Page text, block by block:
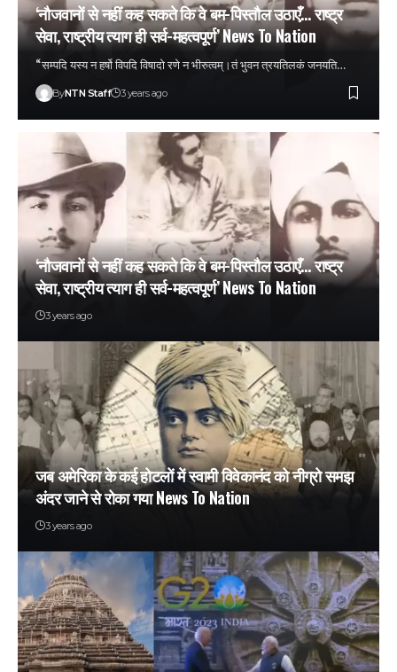
‘नौजवानों से नहीं कह सकते कि वे बम-पिस्तौल उठाएँ… राष्ट्र
सेवा, राष्ट्रीय त्याग ही सर्व-महत्वपूर्ण’ News To Nation
“सम्पदि यस्य न हर्षो विपदि विषादो रणे न भीरुत्वम्।तं भुवन त्रयतिलकं जनयति…
ByNTN Staff 3 years ago
‘नौजवानों से नहीं कह सकते कि वे बम-पिस्तौल उठाएँ… राष्ट्र
सेवा, राष्ट्रीय त्याग ही सर्व-महत्वपूर्ण’ News To Nation
3 years ago
जब अमेरिका के कई होटलों में स्वामी विवेकानंद को नीग्रो समझ
अंदर जाने से रोका गया News To Nation
3 years ago